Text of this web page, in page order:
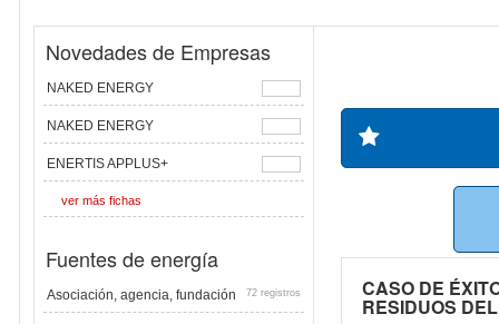
Novedades de Empresas
NAKED ENERGY
NAKED ENERGY
ENERTIS APPLUS+
ver más fichas
Fuentes de energía
Asociación, agencia, fundación 72 registros CASO DE
RESIDUOS